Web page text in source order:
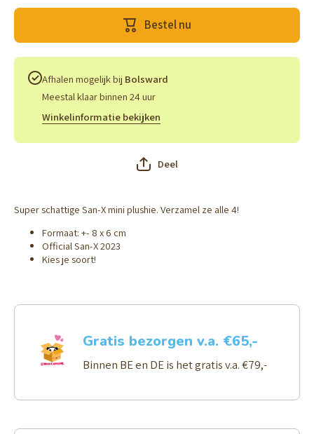
Carrot
Series -
soort
Bestel nu
Afhalen mogelijk bij Bolsward
Meestal klaar binnen 24 uur
Winkelinformatie bekijken
Deel
Super schattige San-X mini plushie. Verzamel ze alle 4!
Formaat: +- 8 x 6 cm
Official San-X 2023
Kies je soort!
Gratis bezorgen v.a. €65,-
Binnen BE en DE is het gratis v.a. €79,-